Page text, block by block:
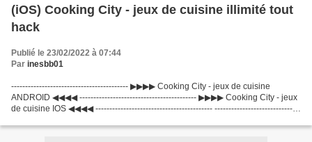
(iOS) Cooking City - jeux de cuisine illimité tout
hack
Publié le 23/02/2022 à 07:44
Par inesbb01
------------------------------------------ ▶▶▶▶ Cooking City - jeux de cuisine
ANDROID ◀◀◀◀ ------------------------------------------ ▶▶▶▶ Cooking City - jeux
de cuisine IOS ◀◀◀◀ ------------------------------------------ -------------------------------